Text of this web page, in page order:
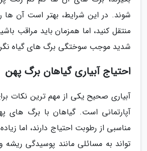
شوند. در این شرایط، بهتر است آن ها
منتقل کنید، اما همزمان باید مراقب
شدید موجب سوختگی برگ های گیاه
احتیاج آبیاری گیاهان برگ پهن
آبیاری صحیح یکی از مهم ترین نکات
آپارتمانی است. گیاهان با برگ های
مناسبی از رطوبت احتیاج دارند، اما
تواند به مسائلی مانند پوسیدگی